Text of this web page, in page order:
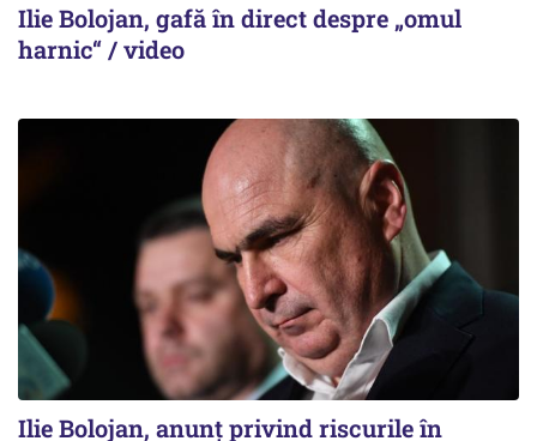
Ilie Bolojan, gafă în direct despre „omul
harnic“ / video
Ilie Bolojan, anunț privind riscurile în